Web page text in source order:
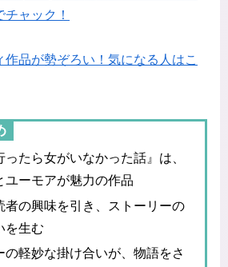
ャック！
品が勢ぞろい！気になる人はこ
ったら女がいなかった話』は、
ユーモアが魅力の作品
者の興味を引き、ストーリーの
を生む
の軽妙な掛け合いが、物語をさ